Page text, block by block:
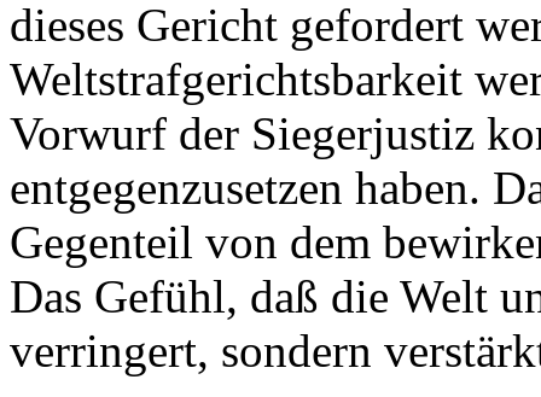
dieses Gericht gefordert
Weltstrafgerichtsbarkeit
Vorwurf der Siegerjustiz
entgegenzusetzen haben.
Gegenteil von dem
Das Gefühl, daß die Welt
verringert, sondern